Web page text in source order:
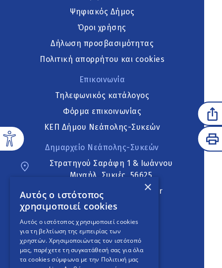
Ψηφιακός Δήμος
Όροι χρήσης
Δήλωση προσβασιμότητας
Πολιτική απορρήτου και cookies
Επικοινωνία
Τηλεφωνικός κατάλογος
Φόρμα επικοινωνίας
ΚΕΠ Δήμου Νεάπολης-Συκεών
Δημαρχείο Νεάπολης-Συκεών
Στρατηγού Σαράφη 1 & Ιωάννου
Μιχαήλ, Συκιές, 56625
neapoli.sykies@ddt.gov.gr
Ακολουθήστε
English Version
×
Αυτός ο ιστότοπος
χρησιμοποιεί cookies
Αυτός ο ιστότοπος χρησιμοποιεί cookies
για τη βελτίωση της εμπειρίας των
χρηστών. Χρησιμοποιώντας τον ιστότοπό
μας, παρέχετε τη συγκατάθεσή σας για όλα
τα cookies σύμφωνα με την Πολιτική μας